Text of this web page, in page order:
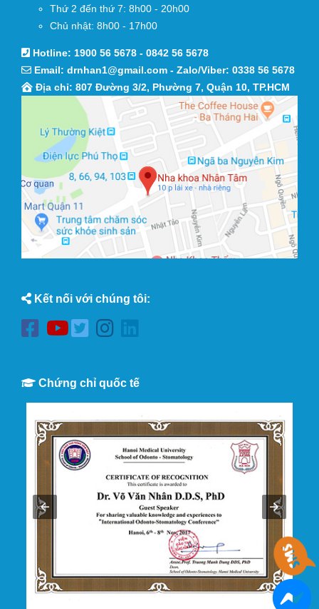
Thứ 2 đến thứ 7: 8h00 - 20h00
Chủ nhật: 8h00 - 17h00
Hotline: 1900 56 5678 - 0842 56 5678
Email: drnhan1@gmail.com - Zalo/Viber: 0338 56 5678
Địa chỉ: 807 Đường 3/2, Phường 7, Quận 10, TP.HCM
Kết nối với chúng tôi:
Chứng chỉ quốc tế